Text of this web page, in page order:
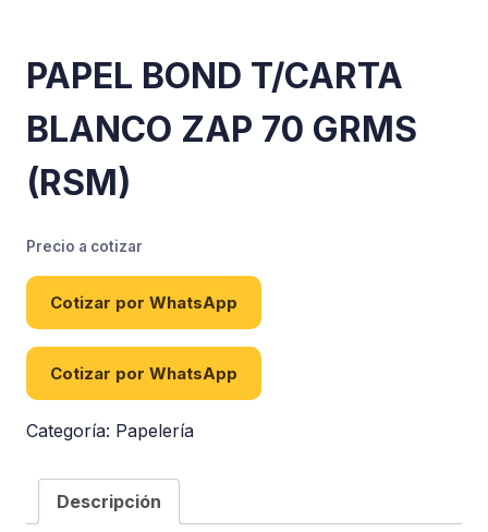
PAPEL BOND T/CARTA
BLANCO ZAP 70 GRMS
(RSM)
Precio a cotizar
Cotizar por WhatsApp
Cotizar por WhatsApp
Categoría: Papelería
Descripción